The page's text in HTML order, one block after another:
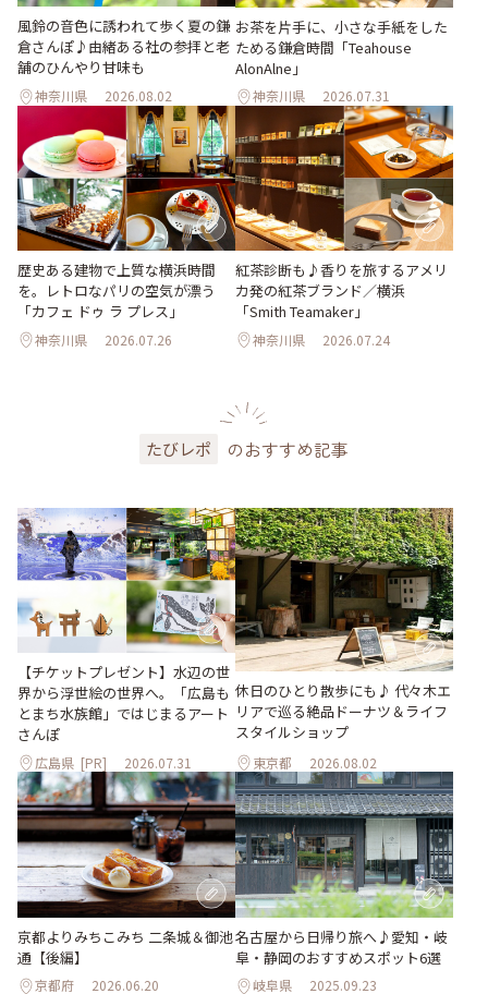
風鈴の音色に誘われて歩く夏の鎌
倉さんぽ♪由緒ある社の参拝と老
舗のひんやり甘味も
神奈川県 2026.08.02
お茶を片手に、小さな手紙をした
ためる鎌倉時間「Teahouse
AlonAlne」
神奈川県 2026.07.31
歴史ある建物で上質な横浜時間
を。レトロなパリの空気が漂う
「カフェ ドゥ ラ プレス」
神奈川県 2026.07.26
紅茶診断も♪香りを旅するアメリ
カ発の紅茶ブランド／横浜
「Smith Teamaker」
神奈川県 2026.07.24
たびレポ のおすすめ記事
【チケットプレゼント】水辺の世
界から浮世絵の世界へ。「広島も
とまち水族館」ではじまるアート
さんぽ
広島県 [PR] 2026.07.31
休日のひとり散歩にも♪ 代々木エ
リアで巡る絶品ドーナツ＆ライフ
スタイルショップ
東京都 2026.08.02
京都よりみちこみち 二条城＆御池
通【後編】
京都府 2026.06.20
名古屋から日帰り旅へ♪愛知・岐
阜・静岡のおすすめスポット6選
岐阜県 2025.09.23